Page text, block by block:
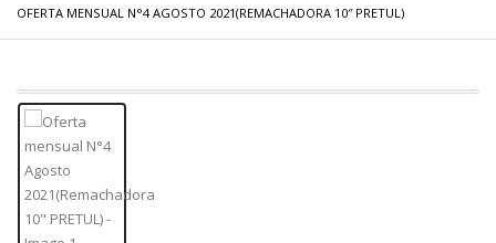
OFERTA MENSUAL N°4 AGOSTO 2021(REMACHADORA 10″ PRETUL)